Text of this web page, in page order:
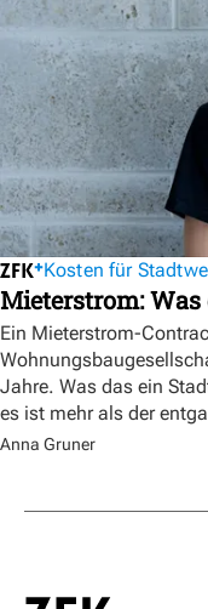
Kosten für
Mieterstrom:
Ein Mieterstrom-
Jahre. Was das ein
es ist mehr als der
Anna Gruner